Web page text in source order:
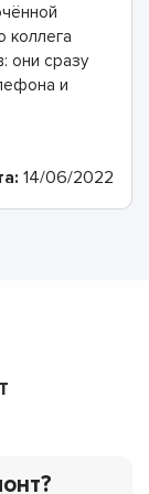
коллега
они сразу
и
он был
14/06/2022